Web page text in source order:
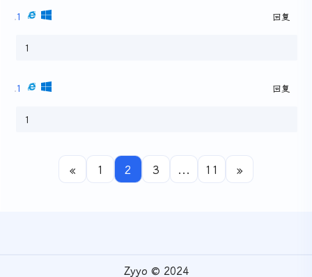
1 回复
1
1 回复
1
« 1 2 3 ... 11 »
Zyyo © 2024